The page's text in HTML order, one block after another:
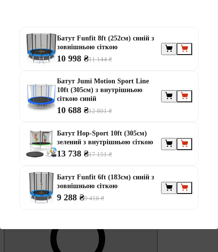
Обране
Батут Funfit 8ft (252см) синій з
зовнішньою сіткою
10 998 ₴11 144 ₴
Батут Jumi Motion Sport Line
10ft (305см) з внутрішньою
сіткою синій
10 688 ₴12 801 ₴
Батут Hop-Sport 10ft (305см)
зелений з внутрішньою сіткою
13 738 ₴17 151 ₴
Батут Funfit 6ft (183см) синій з
зовнішньою сіткою
9 288 ₴9 416 ₴